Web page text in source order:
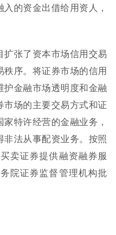
的资金出借给用资人，
张了资本市场信用交易
序。将证券市场的信用
金融市场透明度和金融
场的主要交易方式和证
特许经营的金融业务，
法从事配资业务。按照
卖证券提供融资融券服
院证券监督管理机构批